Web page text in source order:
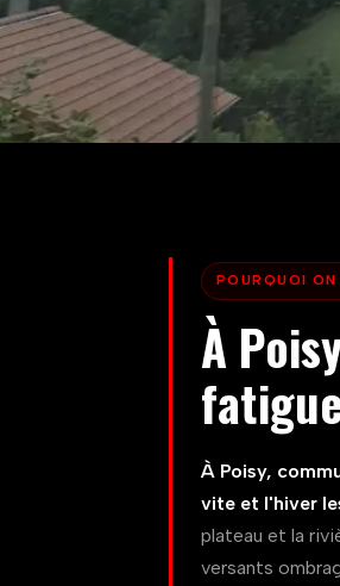
POURQUOI
À
À Poisy,
vite et l'hiver
plateau et la
versants